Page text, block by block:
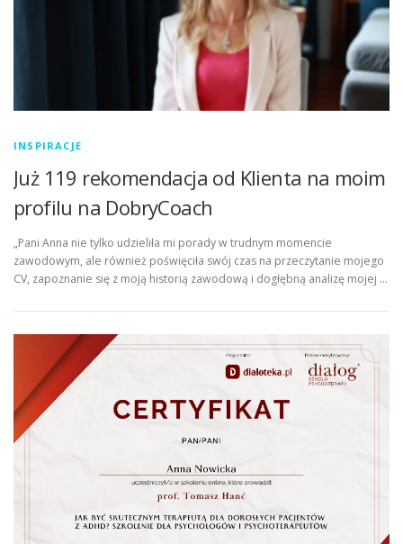
INSPIRACJE
Już 119 rekomendacja od Klienta na moim
profilu na DobryCoach
„Pani Anna nie tylko udzieliła mi porady w trudnym momencie
zawodowym, ale również poświęciła swój czas na przeczytanie mojego
CV, zapoznanie się z moją historią zawodową i dogłębną analizę mojej …